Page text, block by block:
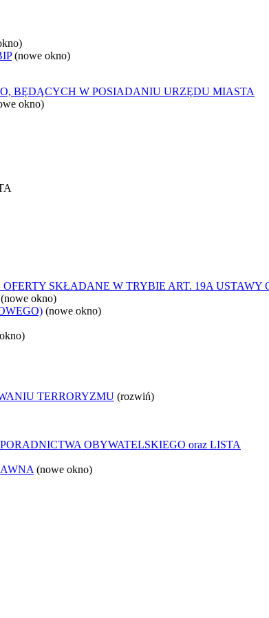
(nowe okno)
BĘDĄCYCH W POSIADANIU URZĘDU MIASTA
okno)
SKŁADANE W TRYBIE ART. 19A USTAWY
(nowe okno)
(nowe okno)
TERRORYZMU (rozwiń)
OBYWATELSKIEGO oraz LISTA
(nowe okno)